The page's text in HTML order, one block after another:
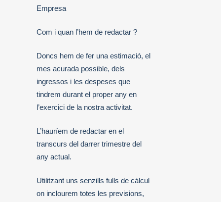
Empresa
Com i quan l’hem de redactar ?
Doncs hem de fer una estimació, el
mes acurada possible, dels
ingressos i les despeses que
tindrem durant el proper any en
l’exercici de la nostra activitat.
L’hauríem de redactar en el
transcurs del darrer trimestre del
any actual.
Utilitzant uns senzills fulls de càlcul
on inclourem totes les previsions,